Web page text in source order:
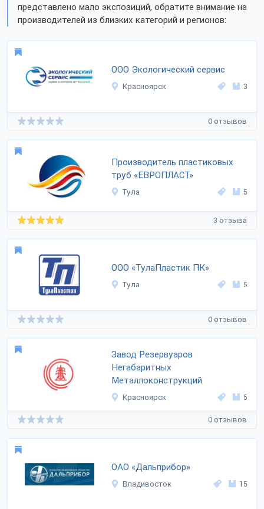
представлено мало экспозиций, обратите внимание на
производителей из близких категорий и регионов:
ООО Экологический сервис
Красноярск 3
0 отзывов
Производитель пластиковых
труб «ЕВРОПЛАСТ»
Тула 5
3 отзыва
ООО «ТулаПластик ПК»
Тула 5
0 отзывов
Завод Резервуаров
Негабаритных
Металлоконструкций
Красноярск 5
0 отзывов
ОАО «Дальприбор»
Владивосток 15